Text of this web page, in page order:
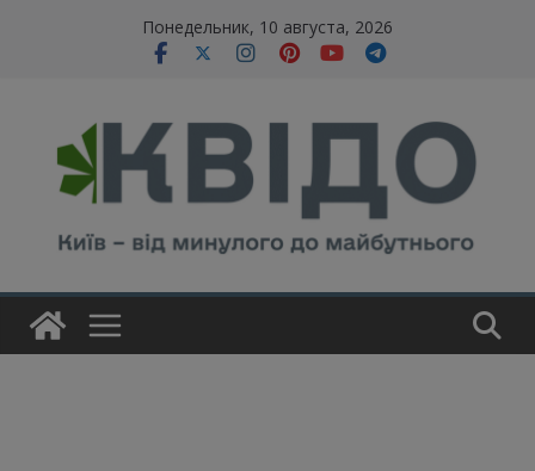
Понедельник, 10 августа, 2026
modal-check